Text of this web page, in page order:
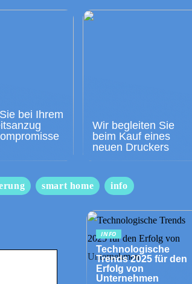
bei Ihrem
Wir begleiten Sie
beim Kauf eines
neuen Druckers
smart home info
INFO
Technologische
Trends 2025 für den
Erfolg von
Unternehmen